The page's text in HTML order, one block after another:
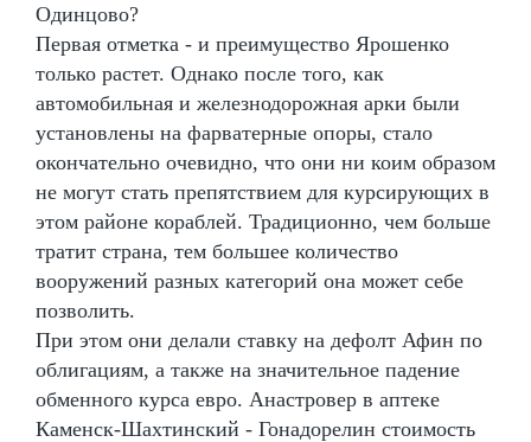
Одинцово?
Первая отметка - и преимущество Ярошенко
только растет. Однако после того, как
автомобильная и железнодорожная арки были
установлены на фарватерные опоры, стало
окончательно очевидно, что они ни коим образом
не могут стать препятствием для курсирующих в
этом районе кораблей. Традиционно, чем больше
тратит страна, тем большее количество
вооружений разных категорий она может себе
позволить.
При этом они делали ставку на дефолт Афин по
облигациям, а также на значительное падение
обменного курса евро. Анастровер в аптеке
Каменск-Шахтинский - Гонадорелин стоимость